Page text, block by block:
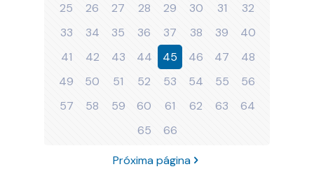
25
26 27 28 29 30 31
32
33
34 35 36 37 38 39
40
41
42 43 44 45 46 47
48
49
50 51 52 53 54 55
56
57
58 59 60 61 62 63
64
65
66
Próxima página